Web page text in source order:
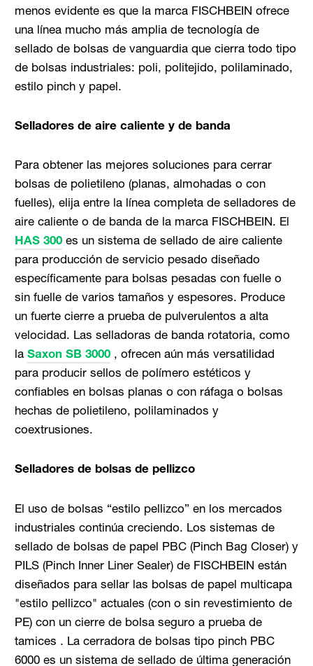
menos evidente es que la marca FISCHBEIN ofrece
una línea mucho más amplia de tecnología de
sellado de bolsas de vanguardia que cierra todo tipo
de bolsas industriales: poli, politejido, polilaminado,
estilo pinch y papel.
Selladores de aire caliente y de banda
Para obtener las mejores soluciones para cerrar
bolsas de polietileno (planas, almohadas o con
fuelles), elija entre la línea completa de selladores de
aire caliente o de banda de la marca FISCHBEIN. El
HAS 300es un sistema de sellado de aire caliente
para producción de servicio pesado diseñado
específicamente para bolsas pesadas con fuelle o
sin fuelle de varios tamaños y espesores. Produce
un fuerte cierre a prueba de pulverulentos a alta
velocidad. Las selladoras de banda rotatoria, como
la Saxon SB 3000, ofrecen aún más versatilidad
para producir sellos de polímero estéticos y
confiables en bolsas planas o con ráfaga o bolsas
hechas de polietileno, polilaminados y
coextrusiones.
Selladores de bolsas de pellizco
El uso de bolsas “estilo pellizco” en los mercados
industriales continúa creciendo. Los sistemas de
sellado de bolsas de papel PBC (Pinch Bag Closer) y
PILS (Pinch Inner Liner Sealer) de FISCHBEIN están
diseñados para sellar las bolsas de papel multicapa
"estilo pellizco" actuales (con o sin revestimiento de
PE) con un cierre de bolsa seguro a prueba de
tamices . La cerradora de bolsas tipo pinch PBC
6000 es un sistema de sellado de última generación